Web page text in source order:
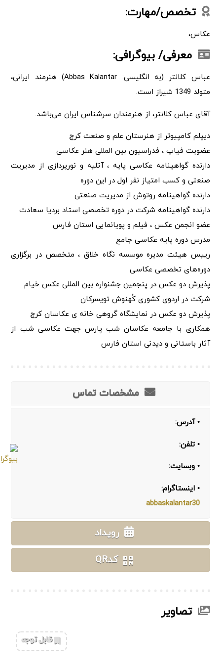
تخصص/مهارت:
عکاس،
معرفی/ بیوگرافی:
عباس کلانتر (به انگلیسی: Abbas Kalantar) هنرمند ایرانی،
متولد 1349 شیراز است.
آقای عباس کلانتر، از هنرمندان سرشناس ایران می‌باشد.
دیپلم کامپیوتر از هنرستان علم و صنعت کرج
عضویت فیاپ ، فدراسیون بین المللی هنر عکاسی
دارنده گواهینامه عکاسی پایه ، آتلیه و نورپردازی از مدیریت
صنعتی و کسب امتیاز نفر اول در این دوره
دارنده گواهینامه روتوش از مدیریت صنعتی
دارنده گواهینامه شرکت در دوره تخصصی استاد بردیا سعادت
عضو انجمن عکس ، فیلم و پویانمایی استان فارس
مدرس دوره پایه عکاسی جامع
رییس هیئت مدیره موسسه نگاه خلاق ، متخصص در برگزاری
دوره‌های تخصصی عکاسی
پذیرش دو عکس در پنجمین جشنواره بین المللی عکس خیام
شرکت در اردوی کشوری کُهنوش تویسرکان
پذیرش دو عکس در نمایشگاه گروهی خانه ی عکاسان کرج
همکاری با جامعه عکاسان شب پارس جهت عکاسی شب از
آثار باستانی و دیدنی استان فارس
مشخصات تماس
• آدرس:
• تلفن:
• وبسایت:
• اینستاگرام:
abbaskalantar30
رویداد
کدQR
تصاویر
‌قابل توجه